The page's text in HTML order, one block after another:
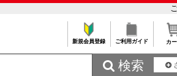
新規会員登録 ご利用ガイド カ
 検索